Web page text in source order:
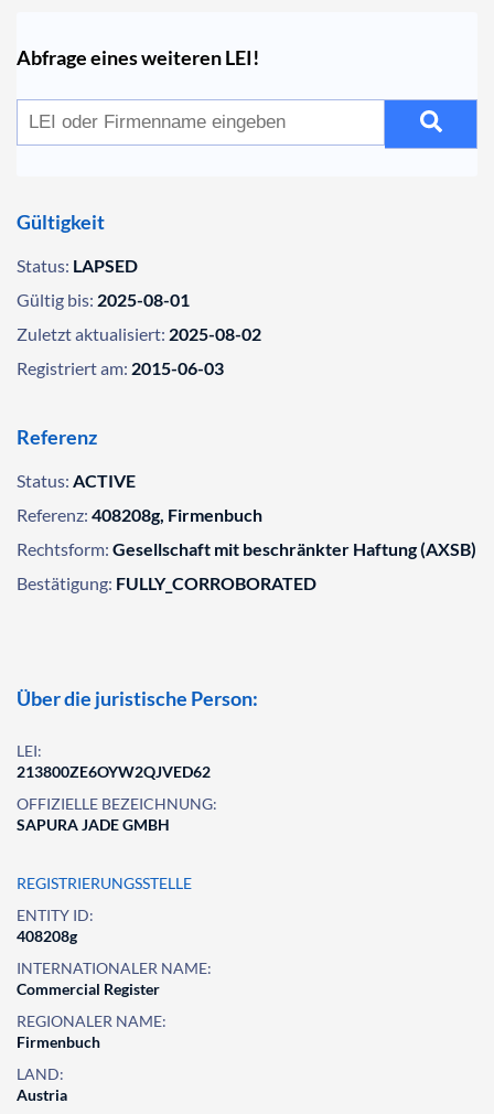
Abfrage eines weiteren LEI!
Gültigkeit
Status: LAPSED
Gültig bis: 2025-08-01
Zuletzt aktualisiert: 2025-08-02
Registriert am: 2015-06-03
Referenz
Status: ACTIVE
Referenz: 408208g, Firmenbuch
Rechtsform: Gesellschaft mit beschränkter Haftung (AXSB)
Bestätigung: FULLY_CORROBORATED
Über die juristische Person:
LEI:
213800ZE6OYW2QJVED62
OFFIZIELLE BEZEICHNUNG:
SAPURA JADE GMBH
REGISTRIERUNGSSTELLE
ENTITY ID:
408208g
INTERNATIONALER NAME:
Commercial Register
REGIONALER NAME:
Firmenbuch
LAND:
Austria